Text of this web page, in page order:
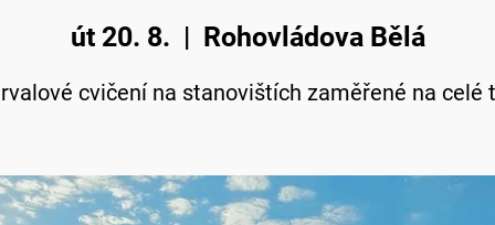
út 20. 8.
  |
Rohovládova Bělá
cvičení na stanovištích zaměřené na celé